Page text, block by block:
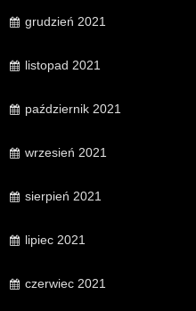
grudzień 2021
listopad 2021
październik 2021
wrzesień 2021
sierpień 2021
lipiec 2021
czerwiec 2021